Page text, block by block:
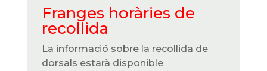
Franges horàries de
recollida
La informació sobre la recollida de
dorsals estarà disponible